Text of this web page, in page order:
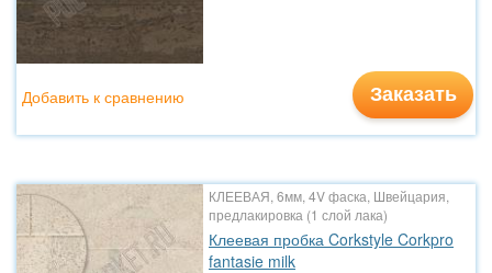
Заказать
Добавить к сравнению
КЛЕЕВАЯ, 6мм, 4V фаска, Швейцария,
предлакировка (1 слой лака)
Клеевая пробка Corkstyle Corkpro
fantasie milk